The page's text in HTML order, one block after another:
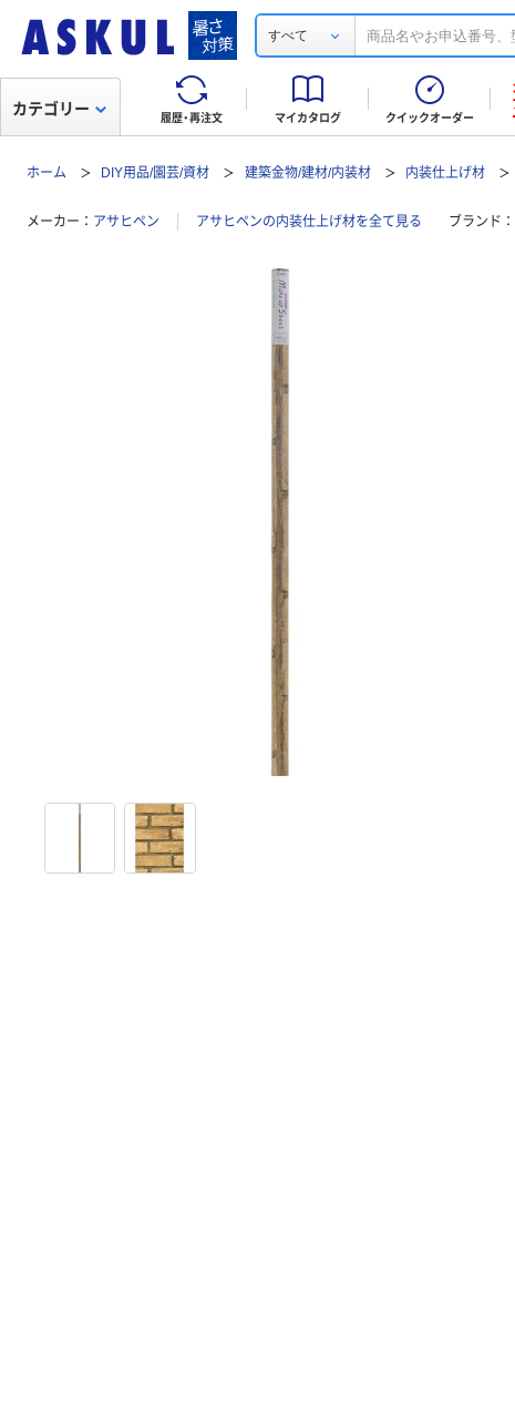
すべて
履歴・再注文 マイカタログ クイックオーダー
カテゴリー
ホーム DIY用品/園芸/資材 建築金物/建材/内装材 内装仕上げ材
メーカー アサヒペン アサヒペンの内装仕上げ材を全て見る ブランド